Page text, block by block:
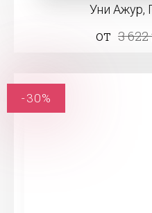
Уни Ажур,
от 3 622
-30%